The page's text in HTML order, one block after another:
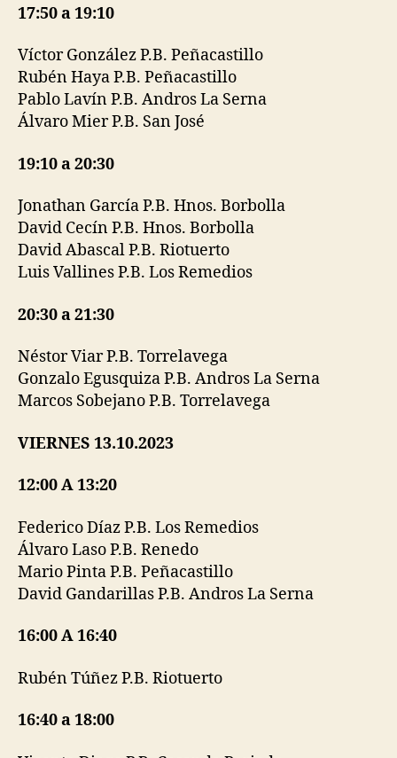
17:50 a 19:10
Víctor González P.B. Peñacastillo
Rubén Haya P.B. Peñacastillo
Pablo Lavín P.B. Andros La Serna
Álvaro Mier P.B. San José
19:10 a 20:30
Jonathan García P.B. Hnos. Borbolla
David Cecín P.B. Hnos. Borbolla
David Abascal P.B. Riotuerto
Luis Vallines P.B. Los Remedios
20:30 a 21:30
Néstor Viar P.B. Torrelavega
Gonzalo Egusquiza P.B. Andros La Serna
Marcos Sobejano P.B. Torrelavega
VIERNES 13.10.2023
12:00 A 13:20
Federico Díaz P.B. Los Remedios
Álvaro Laso P.B. Renedo
Mario Pinta P.B. Peñacastillo
David Gandarillas P.B. Andros La Serna
16:00 A 16:40
Rubén Túñez P.B. Riotuerto
16:40 a 18:00